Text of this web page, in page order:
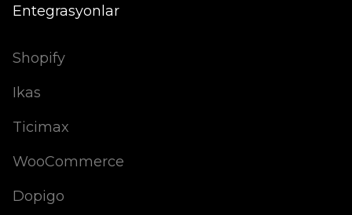
Entegrasyonlar
Shopify
Ikas
Ticimax
WooCommerce
Dopigo